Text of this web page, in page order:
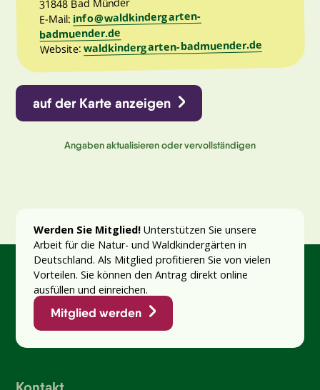
Angebote
Kontakt
E-Mail: info@waldkindergarten-
badmuender.de
Website:waldkindergarten-badmuender.de
auf der Karte anzeigen
Angaben aktualisieren oder vervollständigen
Werden Sie Mitglied!Unterstützen Sie unsere
Arbeit für die Natur- und Waldkindergärten in
Deutschland. Als Mitglied profitieren Sie von vielen
Vorteilen. Sie können den Antrag direkt online
ausfüllen und einreichen.
Mitglied werden